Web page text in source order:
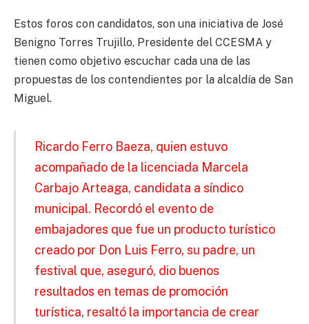
Estos foros con candidatos, son una iniciativa de José
Benigno Torres Trujillo, Presidente del CCESMA y
tienen como objetivo escuchar cada una de las
propuestas de los contendientes por la alcaldía de San
Miguel.
Ricardo Ferro Baeza, quien estuvo
acompañado de la licenciada Marcela
Carbajo Arteaga, candidata a síndico
municipal. Recordó el evento de
embajadores que fue un producto turístico
creado por Don Luis Ferro, su padre, un
festival que, aseguró, dio buenos
resultados en temas de promoción
turística, resaltó la importancia de crear